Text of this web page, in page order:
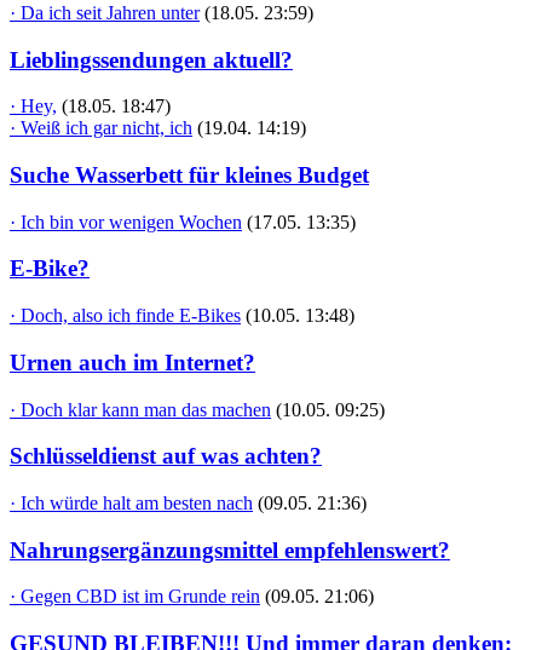
· Da ich seit Jahren unter (18.05. 23:59)
Lieblingssendungen aktuell?
· Hey, (18.05. 18:47)
· Weiß ich gar nicht, ich (19.04. 14:19)
Suche Wasserbett für kleines Budget
· Ich bin vor wenigen Wochen (17.05. 13:35)
E-Bike?
· Doch, also ich finde E-Bikes (10.05. 13:48)
Urnen auch im Internet?
· Doch klar kann man das machen (10.05. 09:25)
Schlüsseldienst auf was achten?
· Ich würde halt am besten nach (09.05. 21:36)
Nahrungsergänzungsmittel empfehlenswert?
· Gegen CBD ist im Grunde rein (09.05. 21:06)
GESUND BLEIBEN!!! Und immer daran denken: